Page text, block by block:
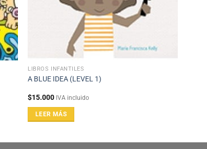
LIBROS INFANTILES
A BLUE IDEA (LEVEL 1)
$15.000 IVA incluido
LEER MÁS